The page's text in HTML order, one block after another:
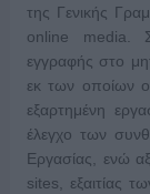
της Γενικής
online media.
εγγραφής στο
εκ των οποίων
εξαρτημένη
έλεγχο των
Εργασίας, ενώ
sites, εξαιτίας